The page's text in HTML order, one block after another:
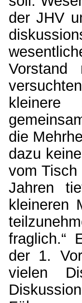
der JHV
Vorstand
kleinere
die
dazu
vom Tisch
Jahren
kleineren
fraglich.“
der 1.
vielen